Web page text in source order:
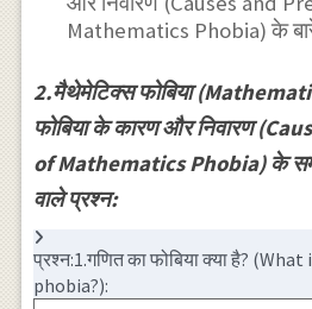
Mathematics Phobia) के
2.मैथेमेटिक्स फोबिया
फोबिया के कारण और निवारण
of Mathematics Phobia) के
वाले प्रश्न:
प्रश्न:1.गणित का फोबिया क्या है?
phobia?):